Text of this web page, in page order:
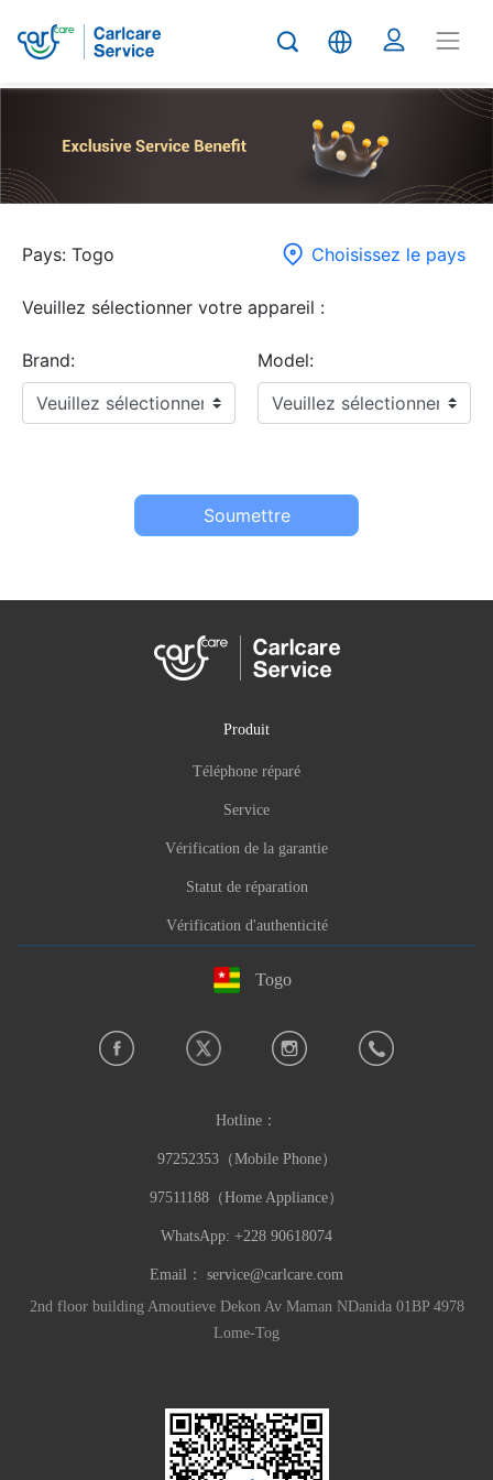
Pays: Togo Choisissez le pays
Veuillez sélectionner votre appareil :
Brand: Model:
Soumettre
Produit
Téléphone réparé
Service
Vérification de la garantie
Statut de réparation
Vérification d'authenticité
Togo
Hotline：
97252353（Mobile Phone）
97511188（Home Appliance）
WhatsApp: +228 90618074
Email： service@carlcare.com
2nd floor building Amoutieve Dekon Av Maman NDanida 01BP 4978
Lome-Tog